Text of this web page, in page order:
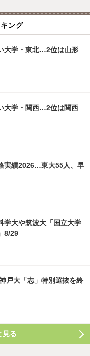
ング
大学・東北…2位は山形
大学・関西…2位は関西
実績2026…東大55人、早
学大や筑波大「国立大学
8/29
戸大「志」特別選抜を終
見る